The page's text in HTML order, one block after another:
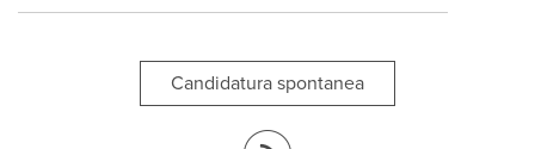
Candidatura spontanea